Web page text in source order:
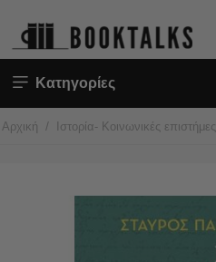
Κατηγορίες
Αρχική / Ιστορία- Κοινωνικές